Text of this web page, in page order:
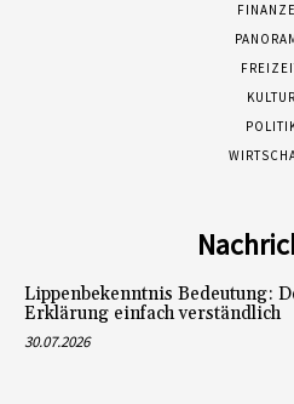
KULTUR
Lippenbekenntnis Bedeutung:
Erklärung einfach verständlich
30.07.2026